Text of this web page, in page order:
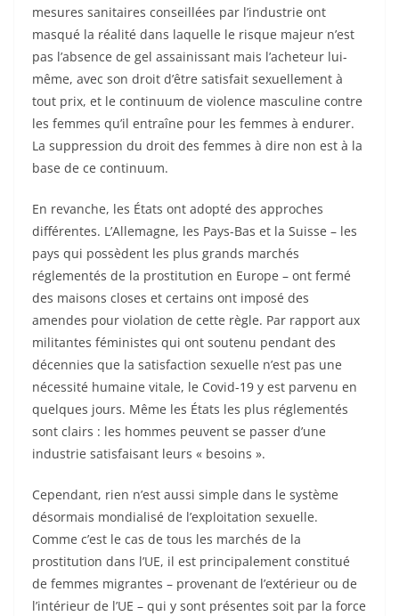
mesures sanitaires conseillées par l’industrie ont
masqué la réalité dans laquelle le risque majeur n’est
pas l’absence de gel assainissant mais l’acheteur lui-
même, avec son droit d’être satisfait sexuellement à
tout prix, et le continuum de violence masculine contre
les femmes qu’il entraîne pour les femmes à endurer.
La suppression du droit des femmes à dire non est à la
base de ce continuum.
En revanche, les États ont adopté des approches
différentes. L’Allemagne, les Pays-Bas et la Suisse – les
pays qui possèdent les plus grands marchés
réglementés de la prostitution en Europe – ont fermé
des maisons closes et certains ont imposé des
amendes pour violation de cette règle. Par rapport aux
militantes féministes qui ont soutenu pendant des
décennies que la satisfaction sexuelle n’est pas une
nécessité humaine vitale, le Covid-19 y est parvenu en
quelques jours. Même les États les plus réglementés
sont clairs : les hommes peuvent se passer d’une
industrie satisfaisant leurs « besoins ».
Cependant, rien n’est aussi simple dans le système
désormais mondialisé de l’exploitation sexuelle.
Comme c’est le cas de tous les marchés de la
prostitution dans l’UE, il est principalement constitué
de femmes migrantes – provenant de l’extérieur ou de
l’intérieur de l’UE – qui y sont présentes soit par la force